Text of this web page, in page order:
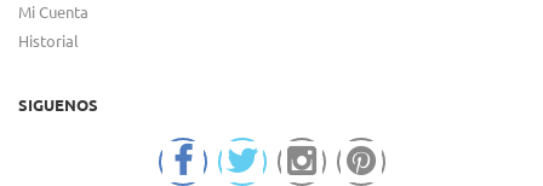
Mi Cuenta
Historial
SIGUENOS